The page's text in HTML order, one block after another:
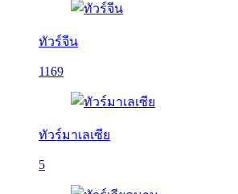
ทัวร์จีน
1169
ทัวร์มาเลเซีย
5